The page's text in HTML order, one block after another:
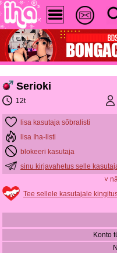
Serioki
12t
lisa kasutaja sõbralisti
lisa Iha-listi
blokeeri kasutaja
sinu kirjavahetus selle
˅
Tee sellele kasutajale
Konto